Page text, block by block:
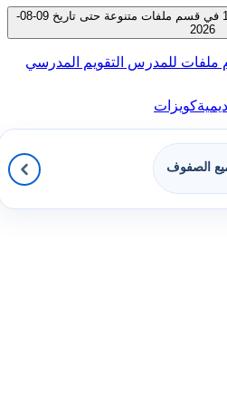
جميع الملفات المتوفرة بحسب 11 في قسم ملفات متنوعة حتى تاريخ 09-08-
2026
ملفات للمدرس التقويم المدرسي
كويزات
الصفوف